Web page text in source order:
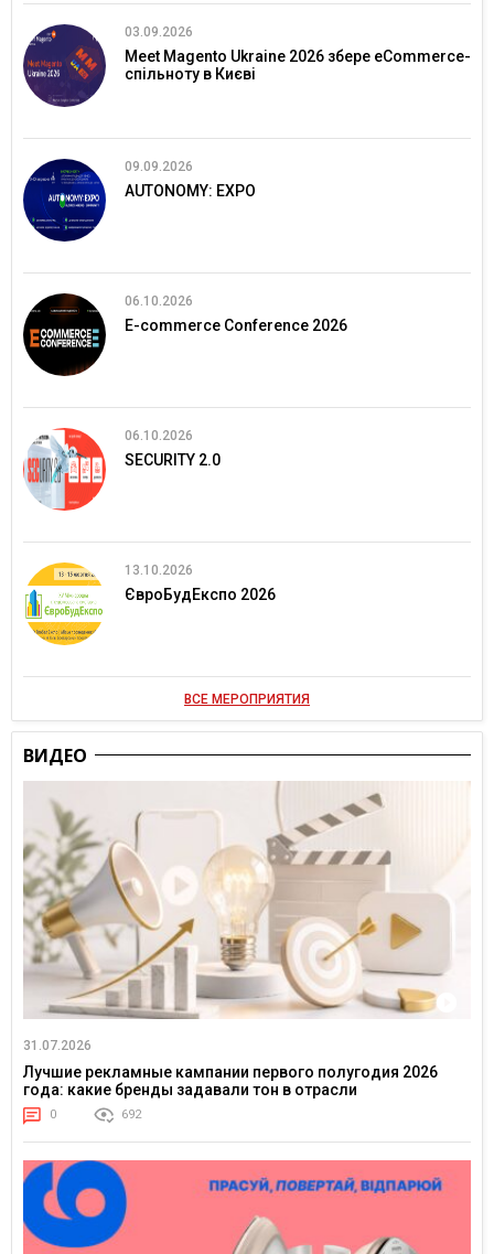
03.09.2026
Meet Magento Ukraine 2026 збере eCommerce-
спільноту в Києві
09.09.2026
AUTONOMY: EXPO
06.10.2026
E-commerce Conference 2026
06.10.2026
SECURITY 2.0
13.10.2026
ЄвроБудЕкспо 2026
ВСЕ МЕРОПРИЯТИЯ
ВИДЕО
31.07.2026
Лучшие рекламные кампании первого полугодия 2026
года: какие бренды задавали тон в отрасли
0 692